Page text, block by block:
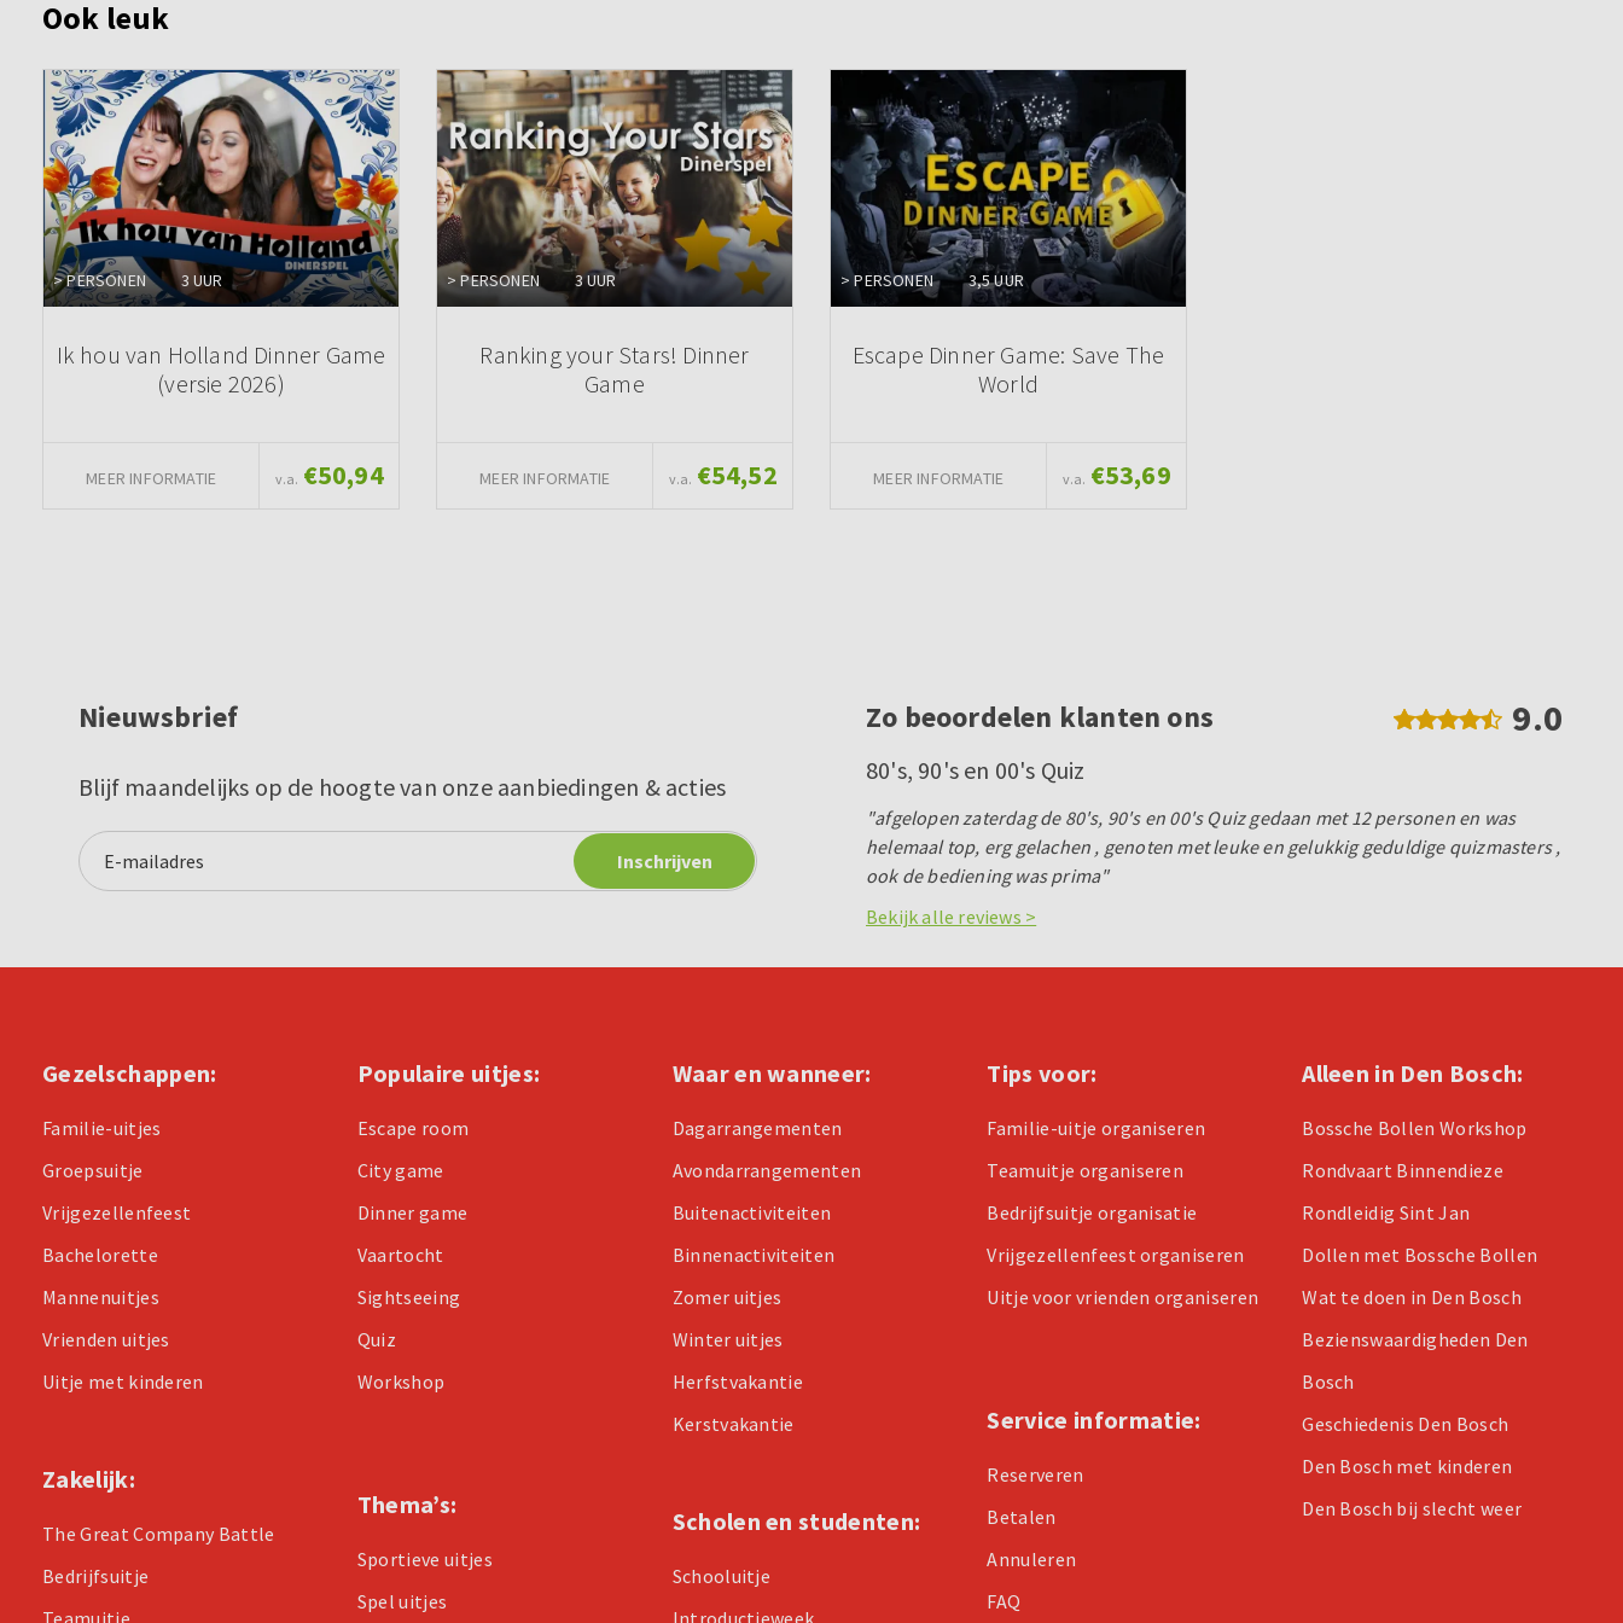
Ook leuk
> PERSONEN 3 UUR
Ik hou van Holland Dinner Game
(versie 2026)
MEER INFORMATIE v.a. €50,94
> PERSONEN 3 UUR
Ranking your Stars! Dinner
Game
MEER INFORMATIE v.a. €54,52
> PERSONEN 3,5 UUR
Escape Dinner Game: Save The
World
MEER INFORMATIE v.a. €53,69
Nieuwsbrief
Blijf maandelijks op de hoogte van onze aanbiedingen & acties
Zo beoordelen klanten ons 9.0
80's, 90's en 00's Quiz
"afgelopen zaterdag de 80's, 90's en 00's Quiz gedaan met 12 personen en was
helemaal top, erg gelachen , genoten met leuke en gelukkig geduldige quizmasters ,
ook de bediening was prima"
Bekijk alle reviews >
Gezelschappen:
Familie-uitjes
Groepsuitje
Vrijgezellenfeest
Bachelorette
Mannenuitjes
Vrienden uitjes
Uitje met kinderen
Zakelijk:
The Great Company Battle
Bedrijfsuitje
Populaire uitjes:
Escape room
City game
Dinner game
Vaartocht
Sightseeing
Quiz
Workshop
Thema’s:
Sportieve uitjes
Spel uitjes
Waar en wanneer:
Dagarrangementen
Avondarrangementen
Buitenactiviteiten
Binnenactiviteiten
Zomer uitjes
Winter uitjes
Herfstvakantie
Kerstvakantie
Scholen en studenten:
Schooluitje
Tips voor:
Familie-uitje organiseren
Teamuitje organiseren
Bedrijfsuitje organisatie
Vrijgezellenfeest organiseren
Uitje voor vrienden organiseren
Service informatie:
Reserveren
Betalen
Annuleren
FAQ
Alleen in Den Bosch:
Bossche Bollen Workshop
Rondvaart Binnendieze
Rondleidig Sint Jan
Dollen met Bossche Bollen
Wat te doen in Den Bosch
Bezienswaardigheden Den
Bosch
Geschiedenis Den Bosch
Den Bosch met kinderen
Den Bosch bij slecht weer